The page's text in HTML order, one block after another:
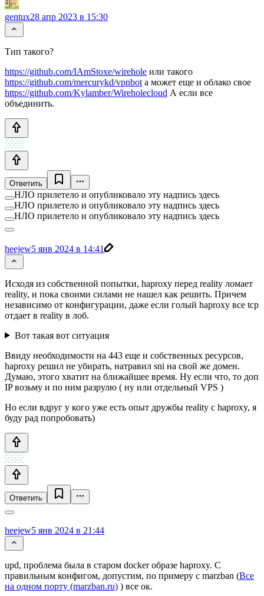
gentux28 апр 2023 в 15:30
Тип такого?
https://github.com/IAmStoxe/wirehole или такого
https://github.com/mercurykd/vpnbot а может еще и облако свое
https://github.com/Kylamber/Wireholecloud А если все
объединить.
Ответить
НЛО прилетело и опубликовало эту надпись здесь
НЛО прилетело и опубликовало эту надпись здесь
НЛО прилетело и опубликовало эту надпись здесь
heejew5 янв 2024 в 14:41
Исходя из собственной попытки, haproxy перед reality ломает
reality, и пока своими силами не нашел как решить. Причем
независимо от конфигурации, даже если голый haproxy все tcp
отдает в reality в лоб.
Вот такая вот ситуация
Ввиду необходимости на 443 еще и собственных ресурсов,
haproxy решил не убирать, натравил sni на свой же домен.
Думаю, этого хватит на ближайшее время. Ну если что, то доп
IP возьму и по ним разрулю ( ну или отдельный VPS )
Но если вдруг у кого уже есть опыт дружбы reality с haproxy, я
буду рад попробовать)
Ответить
heejew5 янв 2024 в 21:44
upd, проблема была в старом docker образе haproxy. С
правильным конфигом, допустим, по примеру с marzban (Все
на одном порту (marzban.ru) ) все ок.